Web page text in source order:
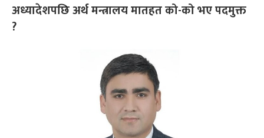
अध्यादेशपछि अर्थ मन्त्रालय मातहत को-को भए पदमुक्त
?